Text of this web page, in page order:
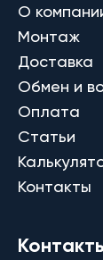
О
Монтаж
Доставка
Обмен и
Оплата
Статьи
Контакты